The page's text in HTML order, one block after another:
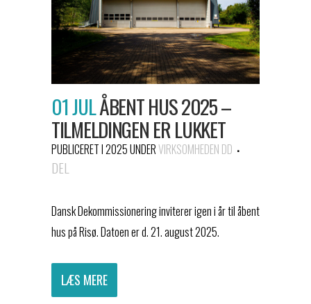
01 JULÅBENT HUS 2025 –
TILMELDINGEN ER LUKKET
PUBLICERET I 2025UNDERVIRKSOMHEDEN DD
DEL
Dansk Dekommissionering inviterer igen i år til åbent
hus på Risø. Datoen er d. 21. august 2025.
LÆS MERE